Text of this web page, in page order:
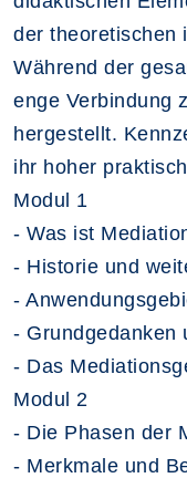
der theoretischen
Während der
enge Verbindung
hergestellt.
ihr hoher
Modul 1
- Was ist
- Historie und
-
- Grundgedanken
- Das
Modul 2
- Die Phasen der
- Merkmale und